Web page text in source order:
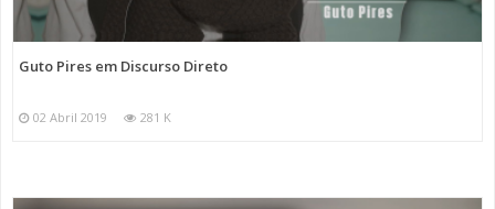
Guto Pires em Discurso Direto
02 Abril 2019 281 K